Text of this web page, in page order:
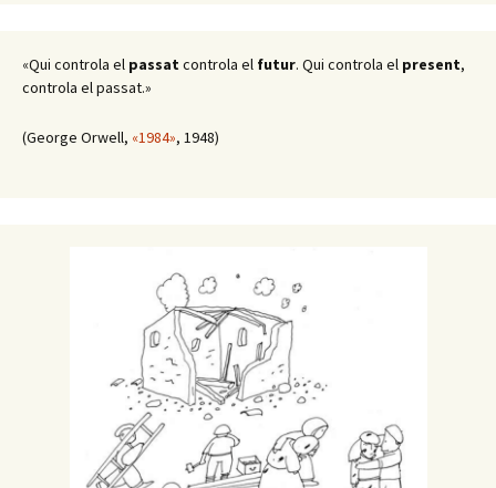
«Qui controla el passat controla el futur. Qui controla el present,
controla el passat.»
(George Orwell, «1984», 1948)